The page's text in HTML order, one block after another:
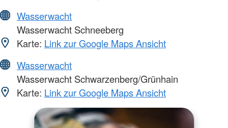
Wasserwacht
Wasserwacht Schneeberg
Karte: Link zur Google Maps Ansicht
Wasserwacht
Wasserwacht Schwarzenberg/Grünhain
Karte: Link zur Google Maps Ansicht